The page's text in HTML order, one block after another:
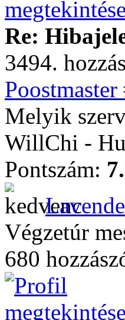
Re:
3494.
Melyik
WillChi -
Pontszám:
Végzetúr
680